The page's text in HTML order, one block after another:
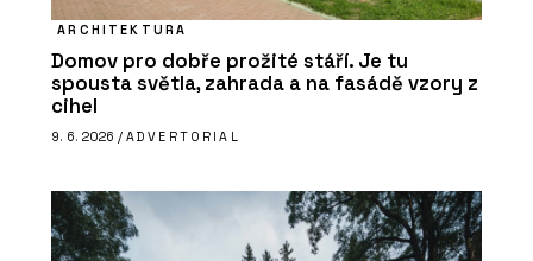
ARCHITEKTURA
Domov pro dobře prožité stáří. Je tu
spousta světla, zahrada a na fasádě vzory z
cihel
9. 6. 2026 / ADVERTORIAL